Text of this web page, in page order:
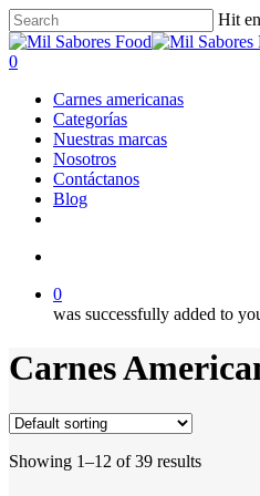
Skip
to
main
Hit
Close
Search
search
0
Carnes americanas
Categorías
Nuestras marcas
Nosotros
Contáctanos
Blog
0
was successfully added to
Carnes
Showing 1–12 of 39 results